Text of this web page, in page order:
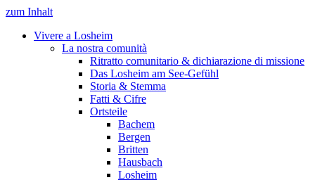
zum Inhalt
Vivere a Losheim
La nostra comunità
Ritratto comunitario & dichiarazione di missione
Das Losheim am See-Gefühl
Storia & Stemma
Fatti & Cifre
Ortsteile
Bachem
Bergen
Britten
Hausbach
Losheim